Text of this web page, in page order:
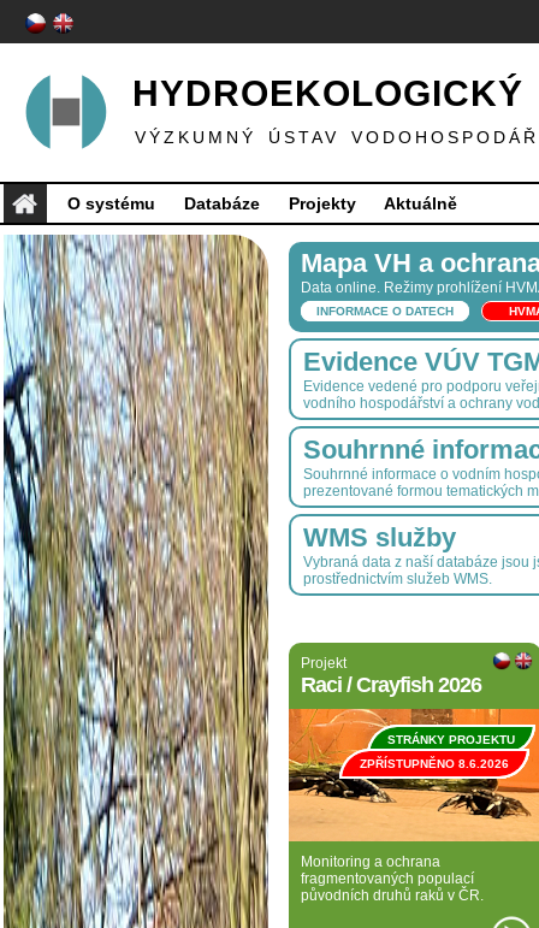
VÝZKUMNÝ ÚSTAV
O systému Databáze Projekty Aktuálně